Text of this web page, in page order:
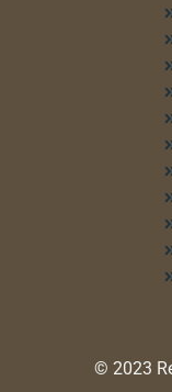
© 2023